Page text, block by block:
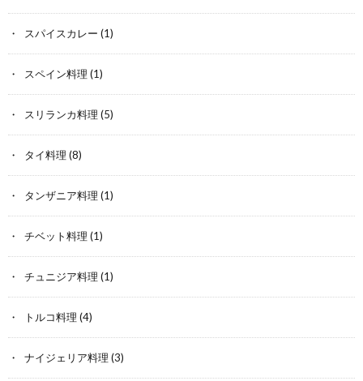
スパイスカレー (1)
スペイン料理 (1)
スリランカ料理 (5)
タイ料理 (8)
タンザニア料理 (1)
チベット料理 (1)
チュニジア料理 (1)
トルコ料理 (4)
ナイジェリア料理 (3)